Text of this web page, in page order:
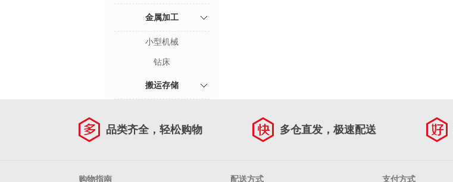
金属加工
小型机械
钻床
搬运存储
品类齐全，轻松购物 多仓直发，极速配送
购物指南 配送方式 支付方式